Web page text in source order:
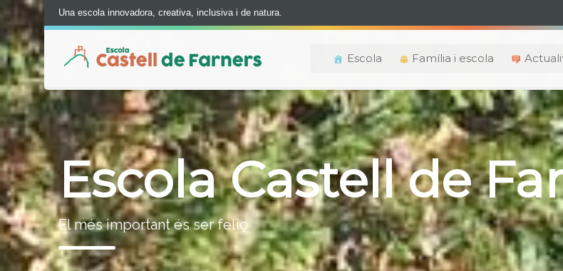
Una escola innovadora, creativa, inclusiva i de natura.
Escola Família i escola
Escola Castell de
El més important és ser feliç